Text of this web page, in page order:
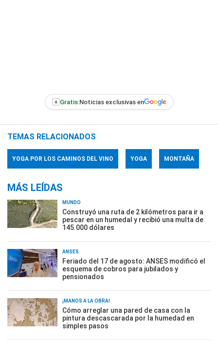
+ Gratis:Noticias exclusivas en
TEMAS RELACIONADOS
YOGA POR LOS CAMINOS DEL VINO YOGA MONTAÑA
MÁS LEÍDAS
MUNDO
Construyó una ruta de 2 kilómetros para ir a
pescar en un humedal y recibió una multa de
145.000 dólares
ANSES
Feriado del 17 de agosto: ANSES modificó el
esquema de cobros para jubilados y
pensionados
¡MANOS A LA OBRA!
Cómo arreglar una pared de casa con la
pintura descascarada por la humedad en
simples pasos